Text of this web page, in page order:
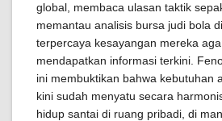
global, membaca ulasan taktik
memantau analisis bursa judi bola
terpercaya kesayangan mereka
mendapatkan informasi terkini.
ini membuktikan bahwa kebutuhan
kini sudah menyatu secara
hidup santai di ruang pribadi, di